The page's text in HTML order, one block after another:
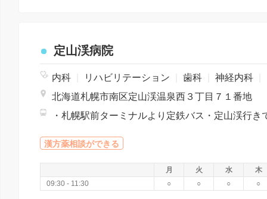
定山渓病院
内科 リハビリテーション 歯科 神経内科
北海道札幌市南区定山渓温泉西３丁目７１番地
漢方薬相談ができる
月 火 水
木
09:30 - 11:30
○ ○ ○ ○